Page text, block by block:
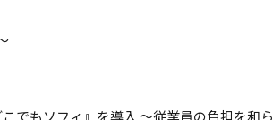
でもソフィ』を導入 〜従業員の負担を和